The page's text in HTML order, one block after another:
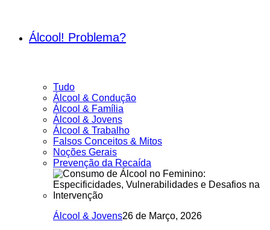
Álcool! Problema?
Tudo
Álcool & Condução
Álcool & Família
Álcool & Jovens
Álcool & Trabalho
Falsos Conceitos & Mitos
Noções Gerais
Prevenção da Recaída
Álcool & Jovens26 de Março, 2026